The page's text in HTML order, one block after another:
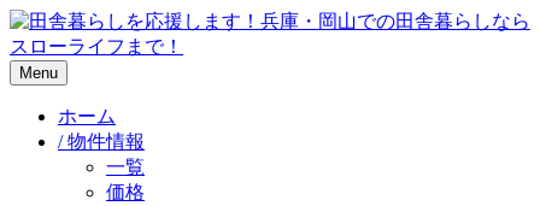
Menu
ホーム
/ 物件情報
一覧
価格